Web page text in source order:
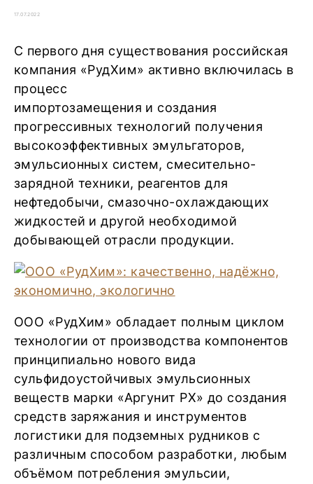
17.07.2022
С первого дня существования российская
компания «РудХим» активно включилась в
процесс
импортозамещения и создания
прогрессивных технологий получения
высокоэффективных эмульгаторов,
эмульсионных систем, смесительно-
зарядной техники, реагентов для
нефтедобычи, смазочно-охлаждающих
жидкостей и другой необходимой
добывающей отрасли продукции.
ООО «РудХим» обладает полным циклом
технологии от производства компонентов
принципиально нового вида
сульфидоустойчивых эмульсионных
веществ марки «Аргунит РХ» до создания
средств заряжания и инструментов
логистики для подземных рудников с
различным способом разработки, любым
объёмом потребления эмульсии,